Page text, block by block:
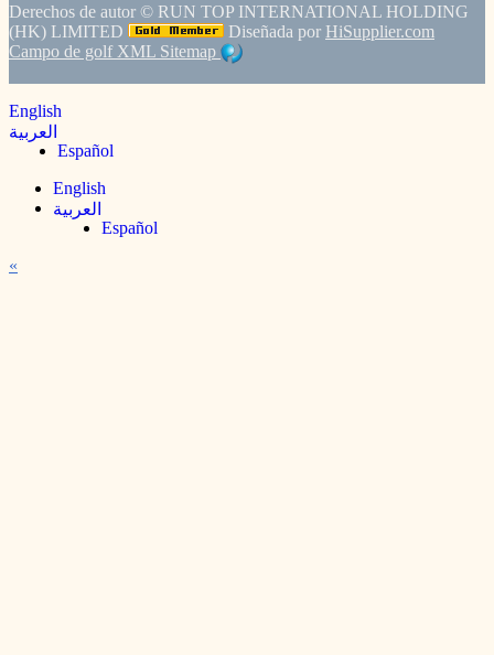
Derechos de autor © RUN TOP INTERNATIONAL HOLDING
(HK) LIMITED
Diseñada por HiSupplier.com
Campo de golf XML Sitemap
English
العربية
Español
English
العربية
Español
«